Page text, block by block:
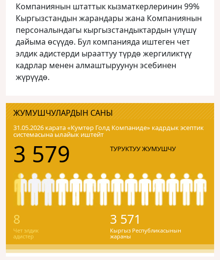
Компаниянын штаттык кызматкерлеринин 99%
Кыргызстандын жарандары жана Компаниянын
персоналындагы кыргызстандыктардын үлүшү
дайыма өсүүдө. Бул компанияда иштеген чет
элдик адистерди ырааттуу түрдө жергиликтүү
кадрлар менен алмаштыруунун эсебинен
жүрүүдө.
ЖУМУШЧУЛАРДЫН САНЫ
31.05.2026 карата «Кумтɵр Голд Компаниде» кадрдык эсептик
системасына ылайык иштейт
3 579 ТУРУКТУУ ЖУМУШЧУ
8
Чет элдик
адистер
3 571
Кыргыз Республикасынын
жараны